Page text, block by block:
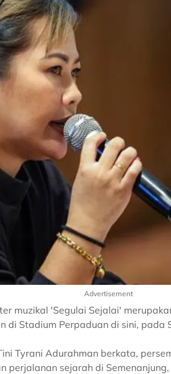
Advertisement
muzikal 'Segulai Sejalai'
di Stadium Perpaduan di sini, pada
Tyrani Adurahman berkata,
perjalanan sejarah di